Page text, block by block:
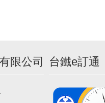
限公司 台鐵e訂通